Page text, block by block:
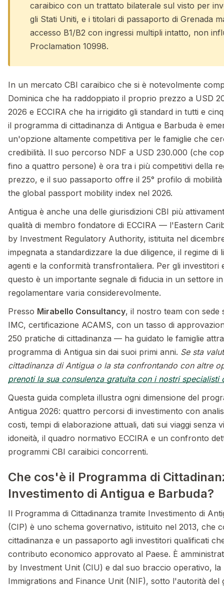
caraibico con un trattato bilaterale sul visto per
gli Stati Uniti, e i titolari di passaporto di Grenada
accesso B1/B2 con ingressi multipli intatto, non
Proclamation 10998.
In un mercato CBI caraibico che si è notevolmente
Dominica che ha raddoppiato il proprio prezzo a USD
2026 e ECCIRA che ha irrigidito gli standard in tutti e
il programma di cittadinanza di Antigua e Barbuda è
un'opzione altamente competitiva per le famiglie che
credibilità. Il suo percorso NDF a USD 230.000 (che
fino a quattro persone) è ora tra i più competitivi della
prezzo, e il suo passaporto offre il 25° profilo di
the global passport mobility index nel 2026.
Antigua è anche una delle giurisdizioni CBI più
qualità di membro fondatore di ECCIRA — l'Eastern
by Investment Regulatory Authority, istituita nel
impegnata a standardizzare la due diligence, il regime di
agenti e la conformità transfrontaliera. Per gli investitori
questo è un importante segnale di fiducia in un settore
regolamentare varia considerevolmente.
Presso Mirabello Consultancy, il nostro team con
IMC, certificazione ACAMS, con un tasso di
250 pratiche di cittadinanza — ha guidato le famiglie
programma di Antigua sin dai suoi primi anni. Se sta
cittadinanza di Antigua o la sta confrontando con altre
prenoti la sua consulenza gratuita con i nostri specialisti
Questa guida completa illustra ogni dimensione del
Antigua 2026: quattro percorsi di investimento con
costi, tempi di elaborazione attuali, dati sui viaggi senza
idoneità, il quadro normativo ECCIRA e un confronto
programmi CBI caraibici concorrenti.
Che cos'è il Programma di
Investimento di Antigua e Barbuda?
Il Programma di Cittadinanza tramite Investimento di
(CIP) è uno schema governativo, istituito nel 2013, che
cittadinanza e un passaporto agli investitori qualificati
contributo economico approvato al Paese. È
by Investment Unit (CIU) e dal suo braccio operativo, la
Immigrations and Finance Unit (NIF), sotto l'autorità del